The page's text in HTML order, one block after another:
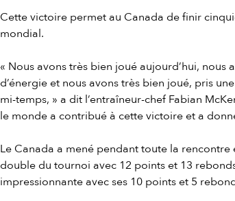
Cette victoire permet au Canada de finir
mondial.
« Nous avons très bien joué aujourd’hui,
d’énergie et nous avons très bien joué, pris
mi-temps, » a dit l’entraîneur-chef Fabian
le monde a contribué à cette victoire et a
Le Canada a mené pendant toute la
double du tournoi avec 12 points et 13
impressionnante avec ses 10 points et 5